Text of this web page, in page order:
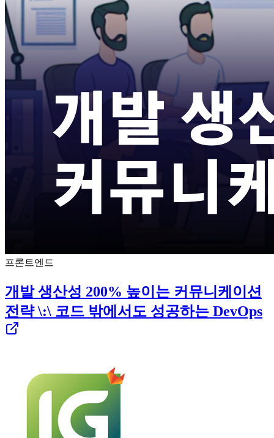
프론트엔드
개발 생산성 200% 높이는 커뮤니케이션
전략 \:\ 코드 밖에서도 성공하는 DevOps